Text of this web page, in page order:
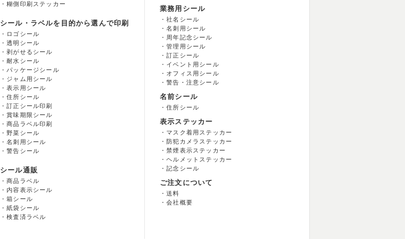
糊側印刷ステッカー
シール・ラベルを目的から選んで印刷
ロゴシール
透明シール
剥がせるシール
耐水シール
パッケージシール
ジャム用シール
表示用シール
住所シール
訂正シール印刷
賞味期限シール
商品ラベル印刷
野菜シール
名刺用シール
警告シール
シール通販
商品ラベル
内容表示シール
箱シール
紙袋シール
検査済ラベル
業務用シール
社名シール
名刺用シール
周年記念シール
管理用シール
訂正シール
イベント用シール
オフィス用シール
警告・注意シール
名前シール
住所シール
表示ステッカー
マスク着用ステッカー
防犯カメラステッカー
禁煙表示ステッカー
ヘルメットステッカー
記念シール
ご注文について
送料
会社概要